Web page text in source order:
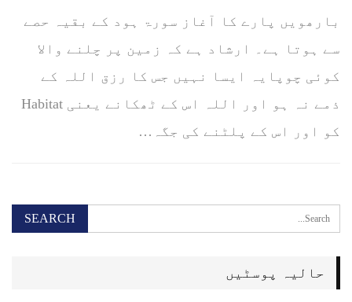
بارھویں پارے کا آغاز سورۃ ہود کے بقیہ حصے
سے ہوتا ہے۔ ارشاد ہے کہ زمین پر چلنے والا
کوئی چوپایہ ایسا نہیں جس کا رزق اللہ کے
ذمے نہ ہو اور اللہ اس کے ٹھکانے یعنی Habitat
کو اور اس کے پلٹنے کی جگہ…
حالیہ پوسٹیں